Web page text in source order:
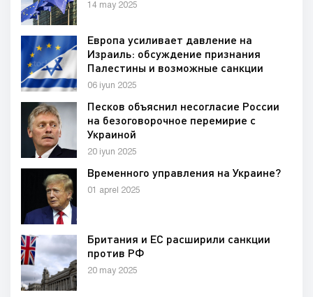
14 may 2025
Европа усиливает давление на
Израиль: обсуждение признания
Палестины и возможные санкции
06 iyun 2025
Песков объяснил несогласие России
на безоговорочное перемирие с
Украиной
20 iyun 2025
Временного управления на Украине?
01 aprel 2025
Британия и ЕС расширили санкции
против РФ
20 may 2025